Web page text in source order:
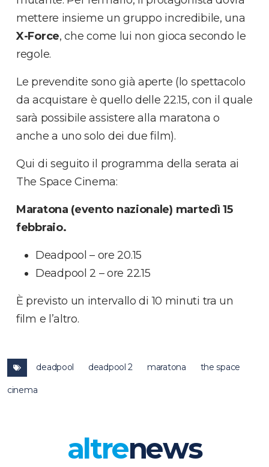
mettere insieme un gruppo incredibile, una
X-Force, che come lui non gioca secondo le
regole.
Le prevendite sono già aperte (lo spettacolo
da acquistare è quello delle 22.15, con il quale
sarà possibile assistere alla maratona o
anche a uno solo dei due film).
Qui di seguito il programma della serata ai
The Space Cinema:
Maratona (evento nazionale) martedì 15
febbraio.
Deadpool – ore 20.15
Deadpool 2 – ore 22.15
È previsto un intervallo di 10 minuti tra un
film e l’altro.
deadpool deadpool 2 maratona the space
cinema
altrenews